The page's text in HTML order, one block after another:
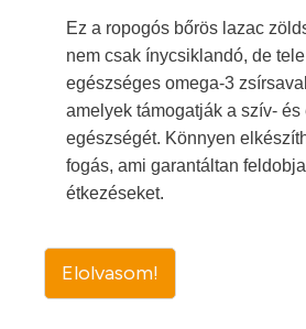
Ez a ropogós bőrös lazac
nem csak ínycsiklandó, de
egészséges omega-3
amelyek támogatják a szív- és
egészségét. Könnyen
fogás, ami garantáltan
étkezéseket.
Elolvasom!